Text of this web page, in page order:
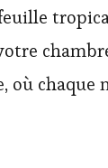
où chaque